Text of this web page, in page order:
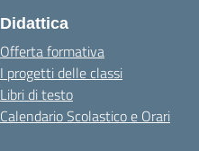
Didattica
Offerta formativa
I progetti delle classi
Libri di testo
Calendario Scolastico e Orari